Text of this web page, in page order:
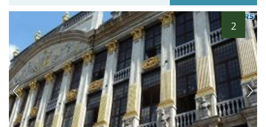
2